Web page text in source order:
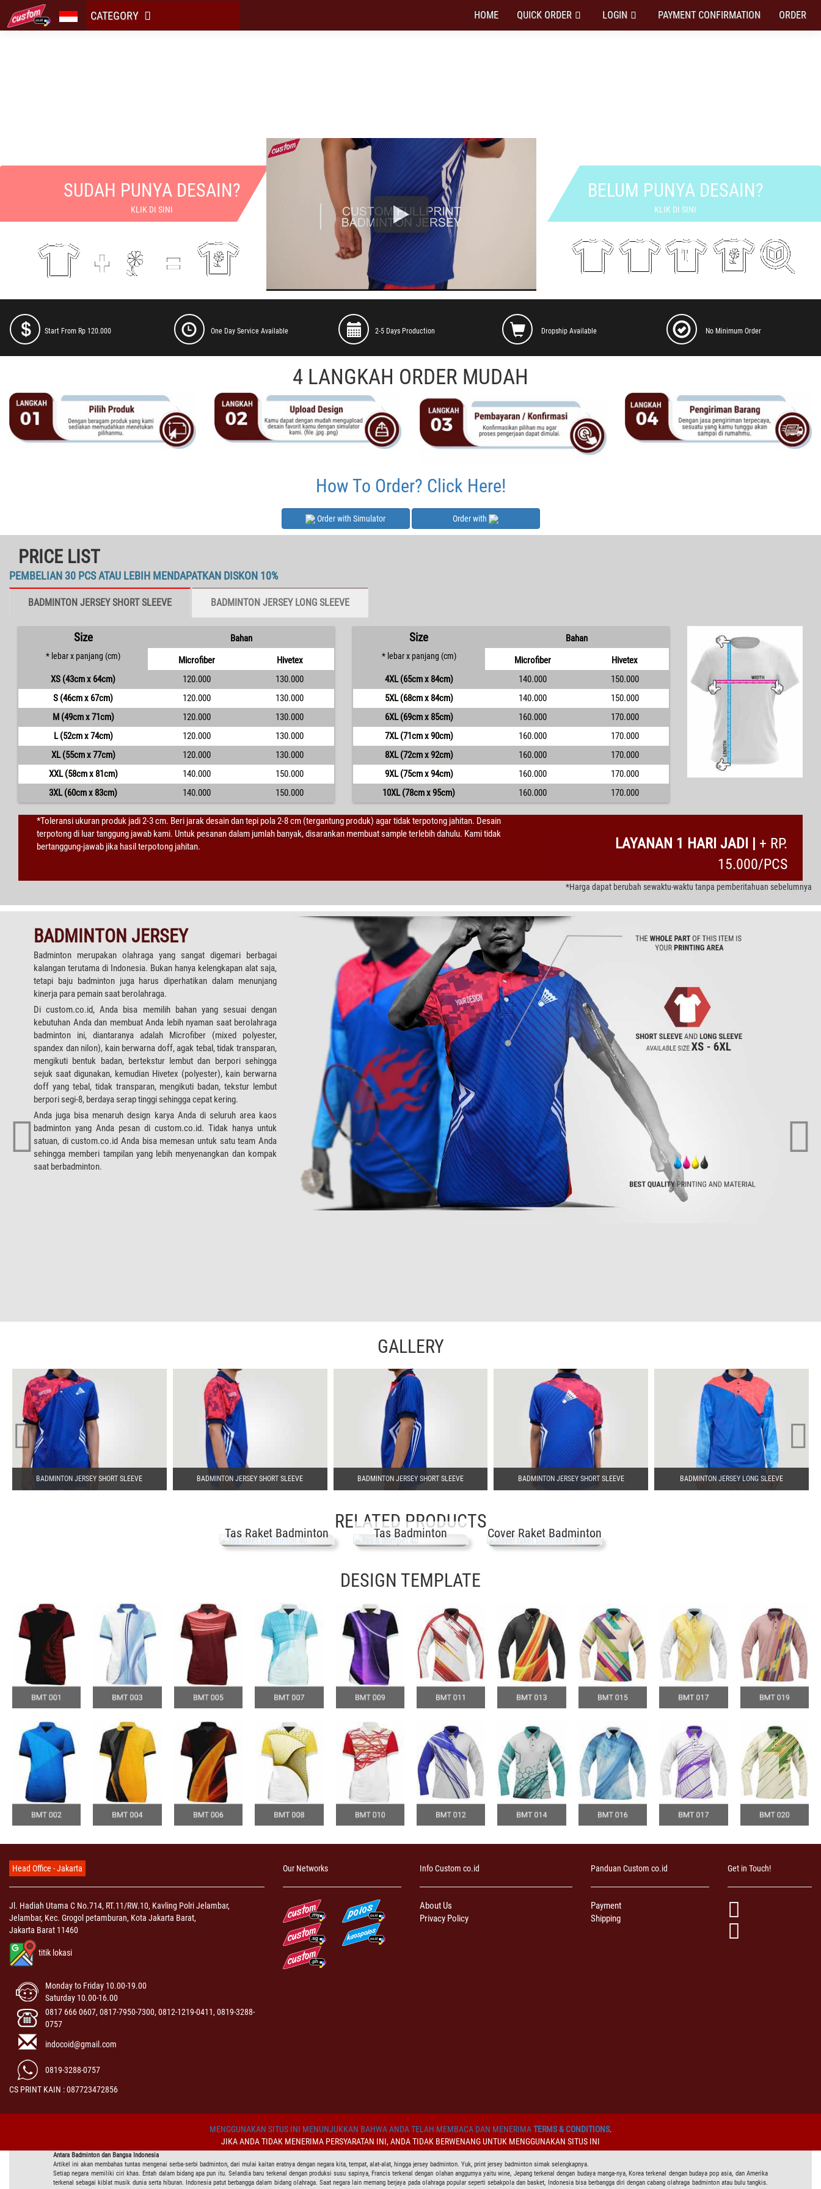
CATEGORY HOME QUICK ORDER LOGIN PAYMENT CONFIRMATION ORDER
SUDAH PUNYA DESAIN?
KLIK DI SINI
BELUM PUNYA DESAIN?
KLIK DI SINI
Start From Rp 120.000 One Day Service Available 2-5 Days Production Dropship Available No Minimum Order
4 LANGKAH ORDER MUDAH
How To Order? Click Here!
Order with Simulator Order with
PRICE LIST
PEMBELIAN 30 PCS ATAU LEBIH MENDAPATKAN DISKON 10%
BADMINTON JERSEY SHORT SLEEVE BADMINTON JERSEY LONG SLEEVE
Size
* lebar x panjang (cm)
Bahan
Microfiber
Hivetex
XS (43cm x 64cm)
120.000
130.000
S (46cm x 67cm)
120.000
130.000
M (49cm x 71cm)
120.000
130.000
L (52cm x 74cm)
120.000
130.000
XL (55cm x 77cm)
120.000
130.000
XXL (58cm x 81cm)
140.000
150.000
3XL (60cm x 83cm)
140.000 150.000
Size
* lebar x panjang (cm)
Bahan
Microfiber
Hivetex
4XL (65cm x 84cm)
140.000
150.000
5XL (68cm x 84cm)
140.000
150.000
6XL (69cm x 85cm)
160.000
170.000
7XL (71cm x 90cm)
160.000
170.000
8XL (72cm x 92cm)
160.000
170.000
9XL (75cm x 94cm)
160.000
170.000
10XL (78cm x 95cm)
160.000 170.000
*Toleransi ukuran produk jadi 2-3 cm. Beri jarak desain dan tepi pola 2-8 cm (tergantung produk) agar tidak terpotong jahitan. Desain
terpotong di luar tanggung jawab kami. Untuk pesanan dalam jumlah banyak, disarankan membuat sample terlebih dahulu. Kami tidak
bertanggung-jawab jika hasil terpotong jahitan.
LAYANAN 1 HARI JADI | + RP.
15.000/PCS
*Harga dapat berubah sewaktu-waktu tanpa pemberitahuan sebelumnya
BADMINTON JERSEY
Badminton merupakan olahraga yang sangat digemari berbagai
kalangan terutama di Indonesia. Bukan hanya kelengkapan alat saja,
tetapi baju badminton juga harus diperhatikan dalam menunjang
kinerja para pemain saat berolahraga.
Di custom.co.id, Anda bisa memilih bahan yang sesuai dengan
kebutuhan Anda dan membuat Anda lebih nyaman saat berolahraga
badminton ini, diantaranya adalah Microfiber (mixed polyester,
spandex dan nilon), kain berwarna doff, agak tebal, tidak transparan,
mengikuti bentuk badan, bertekstur lembut dan berpori sehingga
sejuk saat digunakan, kemudian Hivetex (polyester), kain berwarna
doff yang tebal, tidak transparan, mengikuti badan, tekstur lembut
berpori segi-8, berdaya serap tinggi sehingga cepat kering.
Anda juga bisa menaruh design karya Anda di seluruh area kaos
badminton yang Anda pesan di custom.co.id. Tidak hanya untuk
satuan, di custom.co.id Anda bisa memesan untuk satu team Anda
sehingga memberi tampilan yang lebih menyenangkan dan kompak
saat berbadminton.
GALLERY
BADMINTON JERSEY SHORT SLEEVE BADMINTON JERSEY SHORT SLEEVE BADMINTON JERSEY SHORT SLEEVE BADMINTON JERSEY SHORT SLEEVE BADMINTON JERSEY LONG SLEEVE
RELATED PRODUCTS
Tas Raket Badminton Tas Badminton Cover Raket Badminton
DESIGN TEMPLATE
Head Office - Jakarta
Jl. Hadiah Utama C No.714, RT.11/RW.10, Kavling Polri Jelambar,
Jelambar, Kec. Grogol petamburan, Kota Jakarta Barat,
Jakarta Barat 11460
titik lokasi
Monday to Friday 10.00-19.00
Saturday 10.00-16.00
0817 666 0607, 0817-7950-7300, 0812-1219-0411, 0819-3288-
0757
indocoid@gmail.com
0819-3288-0757
CS PRINT KAIN : 087723472856
Our Networks Info Custom co.id
About Us
Privacy Policy
Panduan Custom co.id
Payment
Shipping
Get in Touch!
MENGGUNAKAN SITUS INI MENUNJUKKAN BAHWA ANDA TELAH MEMBACA DAN MENERIMATERMS & CONDITIONS.
JIKA ANDA TIDAK MENERIMA PERSYARATAN INI, ANDA TIDAK BERWENANG UNTUK MENGGUNAKAN SITUS INI
Antara Badminton dan Bangsa Indonesia
Artikel ini akan membahas tuntas mengenai serba-serbi badminton, dari mulai kaitan eratnya dengan negara kita, tempat, alat-alat, hingga jersey badminton. Yuk, print jersey badminton simak selengkapnya.
Setiap negara memiliki ciri khas. Entah dalam bidang apa pun itu. Selandia baru terkenal dengan produksi susu sapinya, Francis terkenal dengan olahan anggurnya yaitu wine, Jepang terkenal dengan budaya manga-nya, Korea terkenal dengan budaya pop asia, dan Amerika
terkenal sebagai kiblat musik dunia serta hiburan. Indonesia patut berbangga dalam bidang olahraga. Saat negara lain memang berjaya pada olahraga popular seperti sebakpola dan basket, Indonesia bisa berbangga diri dengan cabang olahraga badminton atau bulu tangkis.